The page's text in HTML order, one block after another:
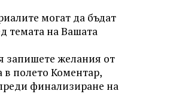
могат да бъдат
темата на Вашата
запишете желания от
в полето Коментар,
финализиране на